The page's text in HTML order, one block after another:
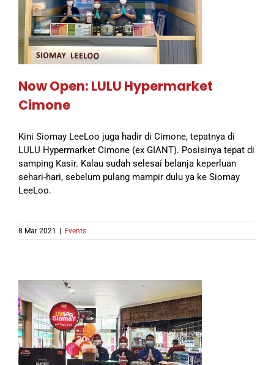
Now Open: LULU Hypermarket
Cimone
Kini Siomay LeeLoo juga hadir di Cimone, tepatnya di
LULU Hypermarket Cimone (ex GIANT). Posisinya tepat di
samping Kasir. Kalau sudah selesai belanja keperluan
sehari-hari, sebelum pulang mampir dulu ya ke Siomay
LeeLoo.
8 Mar 2021 Events